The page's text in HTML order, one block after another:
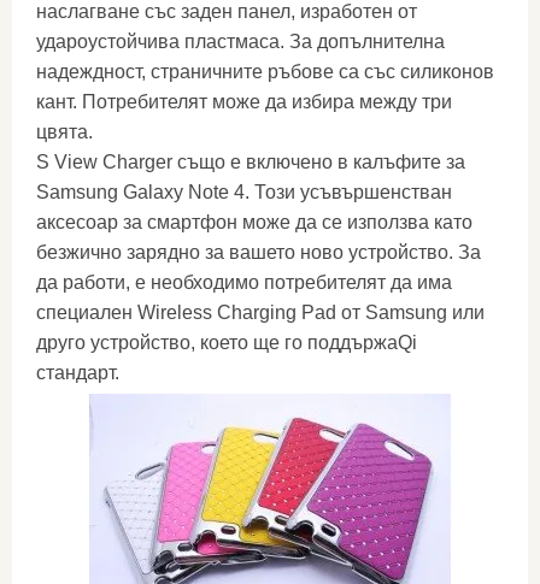
наслагване със заден панел, изработен от
удароустойчива пластмаса. За допълнителна
надеждност, страничните ръбове са със силиконов
кант. Потребителят може да избира между три
цвята.
S View Charger също е включено в калъфите за
Samsung Galaxy Note 4. Този усъвършенстван
аксесоар за смартфон може да се използва като
безжично зарядно за вашето ново устройство. За
да работи, е необходимо потребителят да има
специален Wireless Charging Pad от Samsung или
друго устройство, което ще го поддържаQi
стандарт.